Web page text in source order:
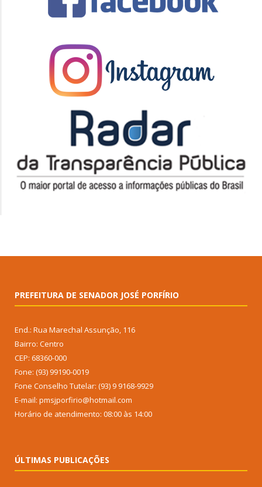
PREFEITURA DE SENADOR JOSÉ PORFÍRIO
End.: Rua Marechal Assunção, 116
Bairro: Centro
CEP: 68360-000
Fone: (93) 99190-0019
Fone Conselho Tutelar: (93) 9 9168-9929
E-mail: pmsjporfirio@hotmail.com
Horário de atendimento: 08:00 às 14:00
ÚLTIMAS PUBLICAÇÕES